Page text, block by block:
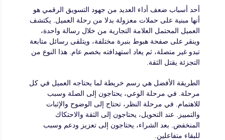
أحد أسباب ضعف أداء العديد من جهود التسويق الرقمي هو
أنها مبنية على حملات معزولة بدلا من رحلة العميل. يكتشف
العميل المحتمل العلامة التجارية من خلال رسالة واحدة،
وينقر على صفحة هبوط بنبرة مختلفة، ويتلقى رسائل متابعة
تبدو غير متصلة، ثم يعاد استهدافته بخصم عام. هذا النوع من
التجزئة يقتل الثقة.
الطريقة الأفضل هي رسم خريطة لما يحتاجه العميل في كل
مرحلة. في مرحلة الوعي، يحتاجون إلى الصلة وسبب
للاهتمام. في مرحلة النظر، تحتاج إلى الوضوح والإثبات
والتمييز. عند التحويل، يحتاجون إلى الثقة والاحتكاك
المنخفض. بعد الشراء، يحتاجون إلى تعزيز ودعم وسبب
للبقاء متفاعلين.